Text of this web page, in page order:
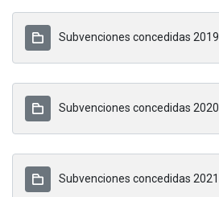
Subvenciones concedidas 2019
Subvenciones concedidas 2020
Subvenciones concedidas 2021